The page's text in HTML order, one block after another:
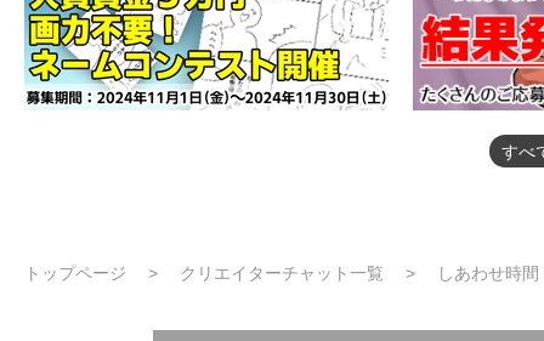
すべ
トップページ クリエイターチャット一覧 しあわせ時間